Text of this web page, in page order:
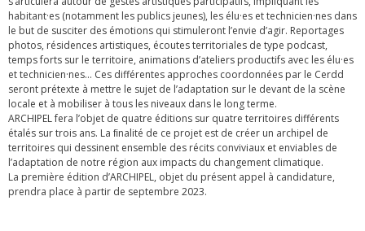
habitant·es (notamment les publics jeunes), les élu·es et technicien·nes dans
le but de susciter des émotions qui stimuleront l’envie d’agir. Reportages
photos, résidences artistiques, écoutes territoriales de type podcast,
temps forts sur le territoire, animations d’ateliers productifs avec les élu·es
et technicien·nes… Ces différentes approches coordonnées par le Cerdd
seront prétexte à mettre le sujet de l’adaptation sur le devant de la scène
locale et à mobiliser à tous les niveaux dans le long terme.
ARCHIPEL fera l’objet de quatre éditions sur quatre territoires différents
étalés sur trois ans. La ﬁnalité de ce projet est de créer un archipel de
territoires qui dessinent ensemble des récits conviviaux et enviables de
l’adaptation de notre région aux impacts du changement climatique.
La première édition d’ARCHIPEL, objet du présent appel à candidature,
prendra place à partir de septembre 2023.